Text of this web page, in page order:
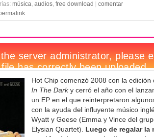
música, audios, free download
comentar
Hot Chip comenzó 2008 con la edición
In The Darky cerró el año con el
un EP en el que reinterpretaron
con la ayuda del influyente músico
Wyatt y Geese (Emma y Vince del
Elysian Quartet). Luego de regalar la